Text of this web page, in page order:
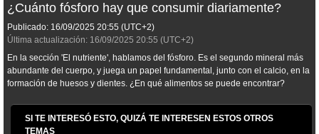
¿Cuánto fósforo hay que consumir diariamente?
Publicado: 16/09/2025 20:55 (UTC+2)
Última actualización: 16/09/2025 20:55 (UTC+2)
En la sección 'El nutriente', hablamos del fósforo. Es el segundo mineral más
abundante del cuerpo, y juega un papel fundamental, junto con el calcio, en la
formación de huesos y dientes. ¿En qué alimentos se puede encontrar?
SI TE INTERESÓ ESTO, QUIZÁ TE INTERESEN ESTOS OTROS
TEMAS